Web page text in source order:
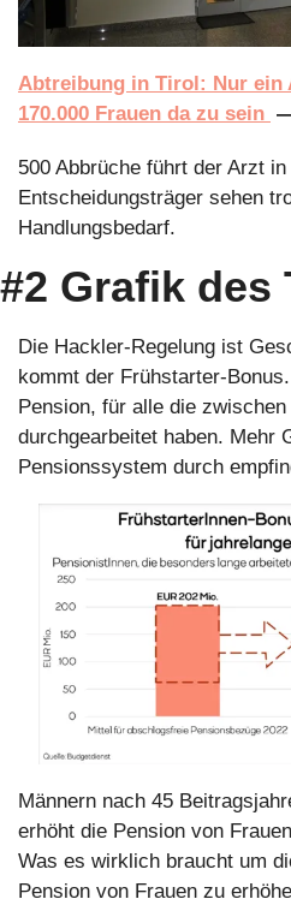
Abtreibung in Tirol: Nur
170.000 Frauen da zu sein
500 Abbrüche führt der Arzt
Entscheidungsträger sehen
Handlungsbedarf.
#2 Grafik des
Die Hackler-Regelung ist
kommt der Frühstarter-
Pension, für alle die
durchgearbeitet haben. Mehr
Pensionssystem durch
Männern nach 45
erhöht die Pension von
Was es wirklich braucht um
Pension von Frauen zu